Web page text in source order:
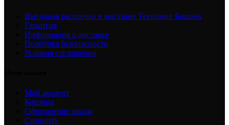
Выгодная рассрочка в магазине Текномир Бишкек
Гарантия
Информация о доставке
Политика безопасности
Условия соглашения
Мой аккаунт
Корзина
Оформление заказа
Сравнить